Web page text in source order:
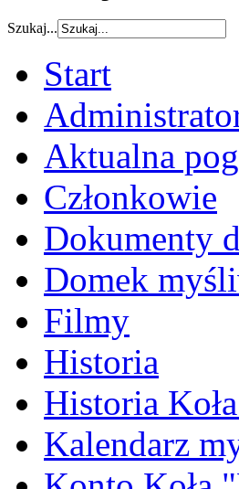
Szukaj...
Start
Aktualna
Członkowie
Dokumenty
Domek
Filmy
Historia
Historia
Kalendarz